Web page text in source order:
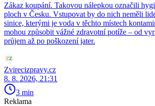
Zákaz koupání. Takovou nálepkou označili
ploch v Česku. Vstupovat by do nich neměli
sinice, kterými je voda v těchto místech
mohou způsobit vážné zdravotní potíže – od
průjem až po poškození jater.
Zvirecizpravy.cz
8. 8. 2026, 21:31
3 min
Reklama